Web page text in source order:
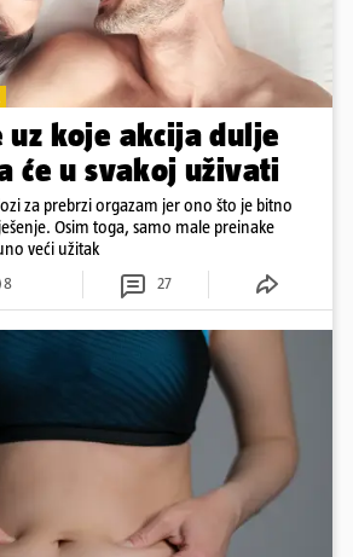
uz koje akcija dulje
će u svakoj uživati
za prebrzi orgazam jer ono što je bitno
Osim toga, samo male preinake
veći užitak
8 27